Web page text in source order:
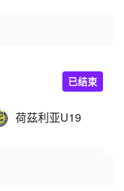
荷茲利亚U19
已结束